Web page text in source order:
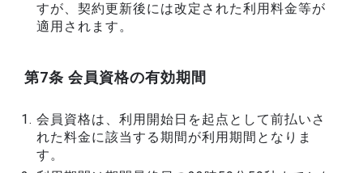
すが、契約更新後には改定された利用料金等が
適用されます。
第7条 会員資格の有効期間
会員資格は、利用開始日を起点として前払いさ
れた料金に該当する期間が利用期間となりま
す。